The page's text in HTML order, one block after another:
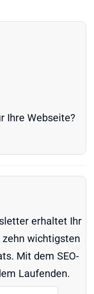
Ihre Webseite?
erhaltet Ihr
wichtigsten
Mit dem SEO-
Laufenden.